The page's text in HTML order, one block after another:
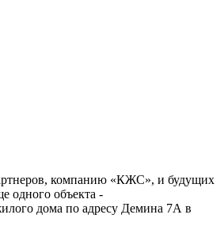
компанию «КЖС», и будущих
одного объекта -
дома по адресу Демина 7А в